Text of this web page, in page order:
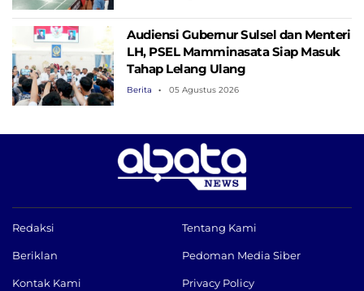
Audiensi Gubernur Sulsel dan Menteri
LH, PSEL Mamminasata Siap Masuk
Tahap Lelang Ulang
Berita 05 Agustus 2026
Redaksi Tentang Kami
Beriklan Pedoman Media Siber
Kontak Kami Privacy Policy